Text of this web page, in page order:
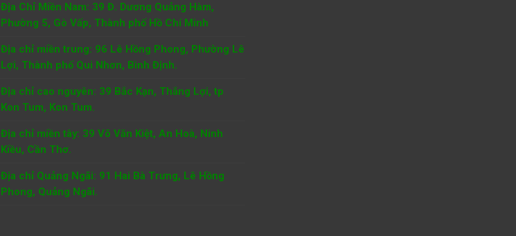
Địa Chỉ Miền Nam: 39 Đ. Dương Quảng Hàm,
Phường 5, Gò Vấp, Thành phố Hồ Chí Minh
Địa chỉ miền trung: 96 Lê Hồng Phong, Phường Lê
Lợi, Thành phố Qui Nhơn, Bình Định.
Địa chỉ cao nguyên: 39 Bắc Kạn, Thắng Lợi, tp
Kon Tum, Kon Tum.
Địa chỉ miền tây: 39 Võ Văn Kiệt, An Hoà, Ninh
Kiều, Cần Thơ.
Địa chỉ Quảng Ngãi: 91 Hai Bà Trưng, Lê Hồng
Phong, Quảng Ngãi.